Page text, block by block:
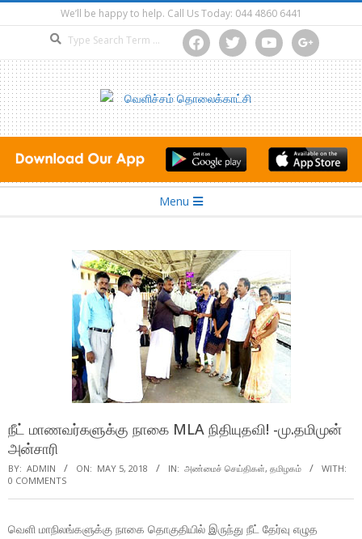
to
We’ll be happy to help. Call Us Today: 044 4860 6441
facebooktwitter youtube google
Menu
நீட் மாணவர்களுக்கு நாகை MLA நிதியுதவி! -மு.தமிமுன்
அன்சாரி
BY: ADMIN ON: MAY 5, 2018 IN: அண்மைச் செய்திகள், தமிழகம்
WITH:
0 COMMENTS
வெளி மாநிலங்களுக்கு நாகை தொகுதியில் இருந்து நீட் தேர்வு எழுத